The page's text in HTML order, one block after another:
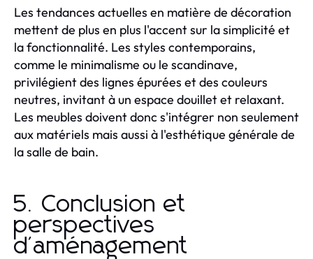
Les tendances actuelles en matière de décoration
mettent de plus en plus l'accent sur la simplicité et
la fonctionnalité. Les styles contemporains,
comme le minimalisme ou le scandinave,
privilégient des lignes épurées et des couleurs
neutres, invitant à un espace douillet et relaxant.
Les meubles doivent donc s'intégrer non seulement
aux matériels mais aussi à l'esthétique générale de
la salle de bain.
5. Conclusion et
perspectives
d'aménagement